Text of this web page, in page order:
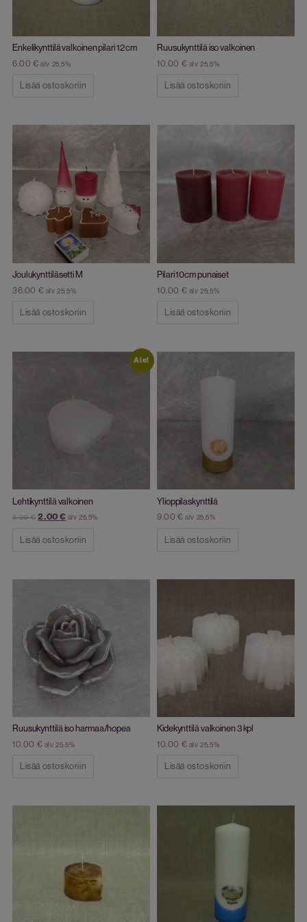
Enkelikynttilä valkoinen pilari 12 cm
6.00 € alv 25,5%
Lisää ostoskoriin
Ruusukynttilä iso valkoinen
10.00 € alv 25,5%
Lisää ostoskoriin
Joulukynttiläsetti M
36.00 € alv 25,5%
Lisää ostoskoriin
Pilari 10cm punaiset
10.00 € alv 25,5%
Lisää ostoskoriin
Ale!
Lehtikynttilä valkoinen
3.00€ 2.00€ alv 25,5%
Lisää ostoskoriin
Ylioppilaskynttilä
9.00 € alv 25,5%
Lisää ostoskoriin
Ruusukynttilä iso harmaa/hopea
10.00 € alv 25,5%
Lisää ostoskoriin
Kidekynttilä valkoinen 3 kpl
10.00 € alv 25,5%
Lisää ostoskoriin